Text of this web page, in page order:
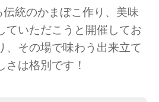
統のかまぼこ作り、美味
ていただこうと開催してお
、その場で味わう出来立て
は格別です！